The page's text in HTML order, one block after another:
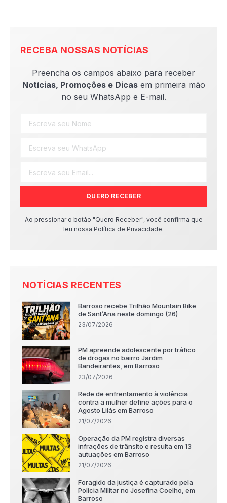
RECEBA NOSSAS NOTÍCIAS
Preencha os campos abaixo para receber
Notícias, Promoções e Dicasem primeira mão
no seu WhatsApp e E-mail.
QUERO RECEBER
Ao pressionar o botão "Quero Receber", você confirma que
leu nossa Política de Privacidade.
NOTÍCIAS RECENTES
Barroso recebe Trilhão Mountain Bike
de Sant’Ana neste domingo (26)
23/07/2026
PM apreende adolescente por tráfico
de drogas no bairro Jardim
Bandeirantes, em Barroso
23/07/2026
Rede de enfrentamento à violência
contra a mulher define ações para o
Agosto Lilás em Barroso
21/07/2026
Operação da PM registra diversas
infrações de trânsito e resulta em 13
autuações em Barroso
21/07/2026
Foragido da justiça é capturado pela
Polícia Militar no Josefina Coelho, em
Barroso